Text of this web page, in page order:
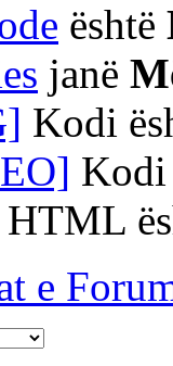
është
janë
Kodi
Kodi
e